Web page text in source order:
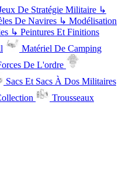
De Stratégie Militaire ↳
De Navires ↳ Modélisation
↳ Peintures Et Finitions
Matériel De Camping
De L'ordre
Sacs Et Sacs À Dos Militaires
Trousseaux